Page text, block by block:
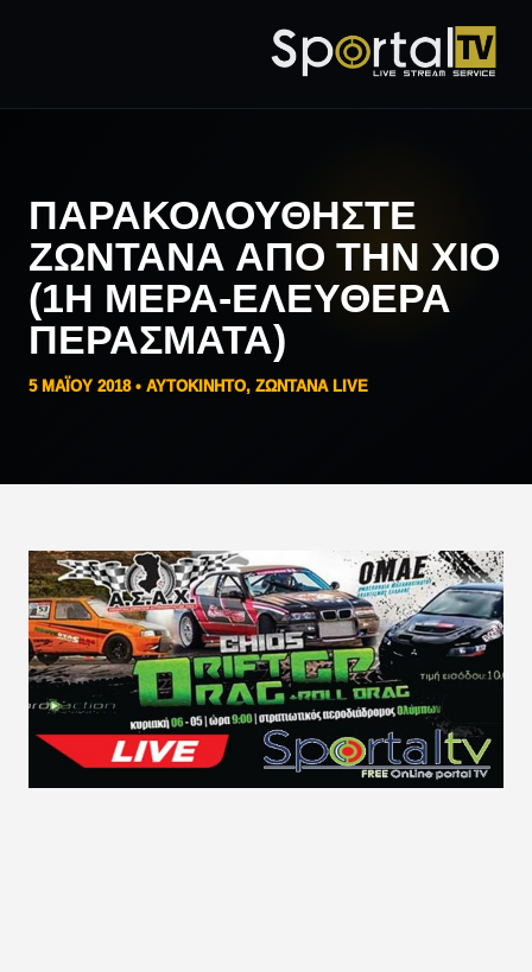
ΠΑΡΑΚΟΛΟΥΘΉΣΤΕ
ΖΩΝΤΑΝΆ ΑΠΟ ΤΗΝ ΧΊΟ
(1Η ΜΈΡΑ-ΕΛΕΎΘΕΡΑ
ΠΕΡΆΣΜΑΤΑ)
5 ΜΑΪ́ΟΥ 2018 • AYTOKINHTO, ΖΩΝΤΑΝΑ LIVE